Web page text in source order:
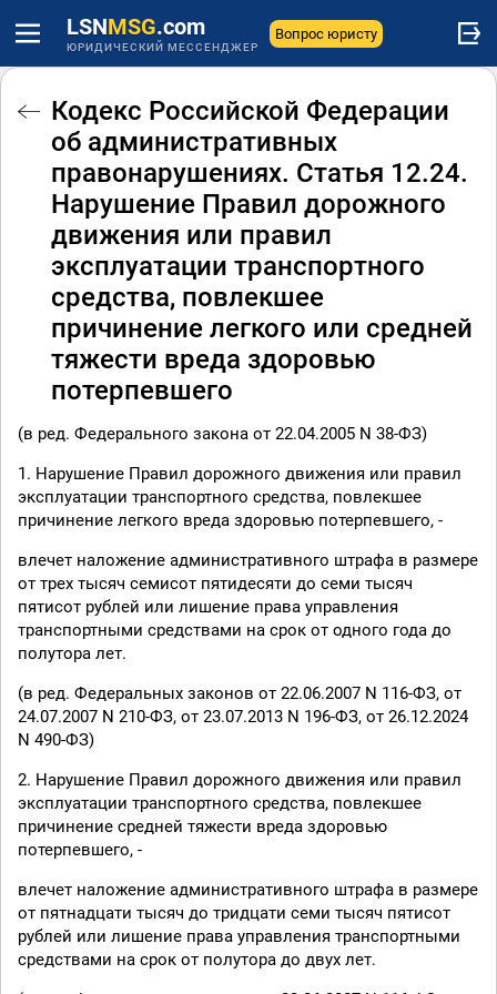
LSNMSG.com
ЮРИДИЧЕСКИЙ МЕССЕНДЖЕР
Вопрос юристу
Кодекс Российской Федерации
об административных
правонарушениях. Статья 12.24.
Нарушение Правил дорожного
движения или правил
эксплуатации транспортного
средства, повлекшее
причинение легкого или средней
тяжести вреда здоровью
потерпевшего
(в ред. Федерального закона от 22.04.2005 N 38-ФЗ)
1. Нарушение Правил дорожного движения или правил
эксплуатации транспортного средства, повлекшее
причинение легкого вреда здоровью потерпевшего, -
влечет наложение административного штрафа в размере
от трех тысяч семисот пятидесяти до семи тысяч
пятисот рублей или лишение права управления
транспортными средствами на срок от одного года до
полутора лет.
(в ред. Федеральных законов от 22.06.2007 N 116-ФЗ, от
24.07.2007 N 210-ФЗ, от 23.07.2013 N 196-ФЗ, от 26.12.2024
N 490-ФЗ)
2. Нарушение Правил дорожного движения или правил
эксплуатации транспортного средства, повлекшее
причинение средней тяжести вреда здоровью
потерпевшего, -
влечет наложение административного штрафа в размере
от пятнадцати тысяч до тридцати семи тысяч пятисот
рублей или лишение права управления транспортными
средствами на срок от полутора до двух лет.